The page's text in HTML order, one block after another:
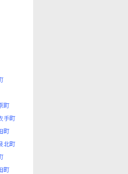
町
手町
町
北町
町